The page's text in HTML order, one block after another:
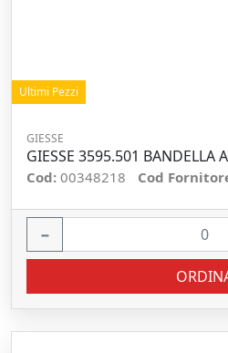
Ultimi Pezzi
GIESSE
GIESSE 3595.501 BANDELLA
Cod: 00348218 Cod
−